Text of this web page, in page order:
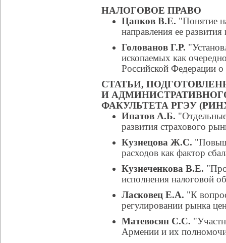
НАЛОГОВОЕ ПРАВО
Цапков В.Е. "Понятие
направления ее
Голованов Г.Р.
ископаемых как
Российской Федерации
СТАТЬИ,
И
ФАКУЛЬТЕТА РГЭУ
Ипатов А.Б.
развития страхового
Кузнецова Ж.С.
расходов как фактор
Кузнеченкова В.Е.
исполнения налоговой
Ласковец Е.А. "К
регулировании рынка
Матевосян С.С.
Армении и их